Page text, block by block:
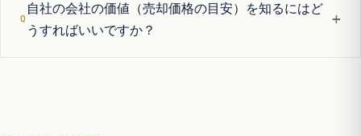
自社の会社の価値（売却価格の目安）を知るにはど
うすればいいですか？
+